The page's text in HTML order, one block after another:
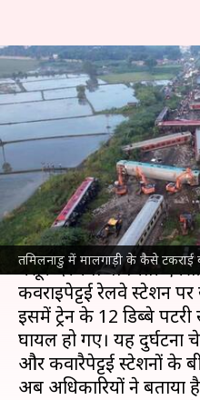
तमिलनाडु में मालगाड़ी के कैसे टकराई
बागमती एक्सप्रेस
मालगाड़ी से क्यों
अधिकारियों ने
भारत शर्मा Oct 12, 2024
क्या है खबर?
तमिलनाडुकी राजधानीचेन्नई
मैसूर-दरभंगा बागमती
कवराइपेट्टई रेलवे स्टेशन
इसमें ट्रेन के 12 डिब्बे
घायल हो गए। यह दुर्घटना
और कवारैपेट्टई स्टेशनों के
अब अधिकारियों ने